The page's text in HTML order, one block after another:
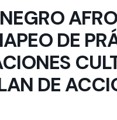
DE
DE